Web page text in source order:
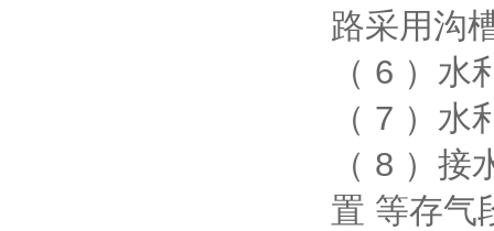
路采用沟
（ 6 ）
（ 7 ）
（ 8 ）
置 等存气